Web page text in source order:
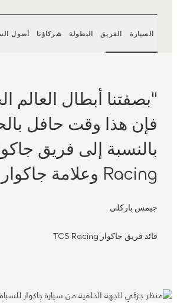
السيارة الفريق البطولة شركاؤنا أصول
"بصفتنا أبطال العالم
فإن هذا وقت حافل
Racing وعلامة جاكوار التجارية."
جيمس باركلي
قائد فريق جاكوار TCS Racing